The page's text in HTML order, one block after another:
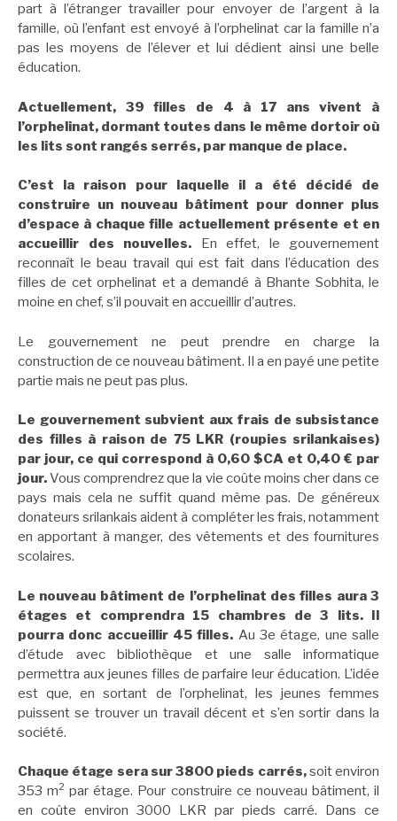
part à l’étranger travailler pour envoyer de l’argent à la
famille, où l’enfant est envoyé à l’orphelinat car la famille n’a
pas les moyens de l’élever et lui dédient ainsi une belle
éducation.
Actuellement, 39 filles de 4 à 17 ans vivent à
l’orphelinat, dormant toutes dans le même dortoir où
les lits sont rangés serrés, par manque de place.
C’est la raison pour laquelle il a été décidé de
construire un nouveau bâtiment pour donner plus
d’espace à chaque fille actuellement présente et en
accueillir des nouvelles. En effet, le gouvernement
reconnaît le beau travail qui est fait dans l’éducation des
filles de cet orphelinat et a demandé à Bhante Sobhita, le
moine en chef, s’il pouvait en accueillir d’autres.
Le gouvernement ne peut prendre en charge la
construction de ce nouveau bâtiment. Il a en payé une petite
partie mais ne peut pas plus.
Le gouvernement subvient aux frais de subsistance
des filles à raison de 75 LKR (roupies srilankaises)
par jour, ce qui correspond à 0,60 $CA et 0,40 € par
jour.Vous comprendrez que la vie coûte moins cher dans ce
pays mais cela ne suffit quand même pas. De généreux
donateurs srilankais aident à compléter les frais, notamment
en apportant à manger, des vêtements et des fournitures
scolaires.
Le nouveau bâtiment de l’orphelinat des filles aura 3
étages et comprendra 15 chambres de 3 lits. Il
pourra donc accueillir 45 filles. Au 3e étage, une salle
d’étude avec bibliothèque et une salle informatique
permettra aux jeunes filles de parfaire leur éducation. L’idée
est que, en sortant de l’orphelinat, les jeunes femmes
puissent se trouver un travail décent et s’en sortir dans la
société.
Chaque étage sera sur 3800 pieds carrés,soit environ
353 m2 par étage. Pour construire ce nouveau bâtiment, il
en coûte environ 3000 LKR par pieds carré. Dans ce